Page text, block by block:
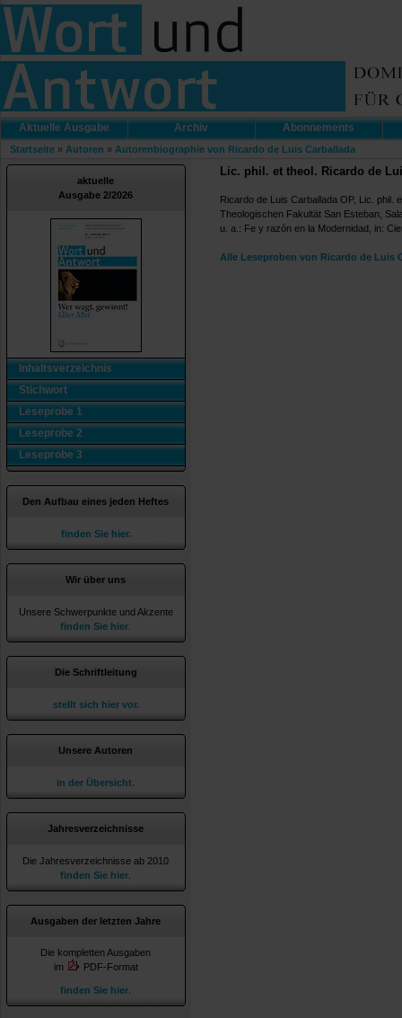
Aktuelle Ausgabe Archiv Abonnements
Startseite » Autoren » Autorenbiographie von Ricardo de Luis Carballada
aktuelle
Ausgabe 2/2026
Inhaltsverzeichnis
Stichwort
Leseprobe 1
Leseprobe 2
Leseprobe 3
Den Aufbau eines jeden Heftes
finden Sie hier.
Wir über uns
Unsere Schwerpunkte und Akzente
finden Sie hier
Die Schriftleitung
stellt sich hier vor.
Unsere Autoren
in der Übersicht.
Jahresverzeichnisse
Die Jahresverzeichnisse ab 2010
finden Sie hier
Ausgaben der letzten Jahre
Die kompletten Ausgaben
im
PDF-Format
finden Sie hier
Lic. phil. et theol. Ricardo de
Ricardo de Luis Carballada OP, Lic. phil.
Theologischen Fakultät San Esteban,
u. a.: Fe y razón en la Modernidad, in:
Alle Leseproben von Ricardo de Luis